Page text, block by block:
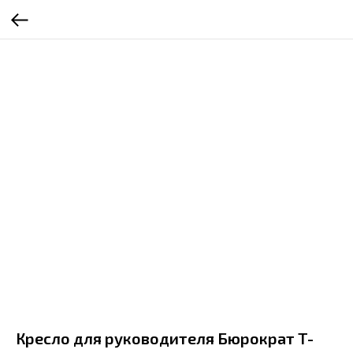
Кресло для руководителя Бюрократ T-